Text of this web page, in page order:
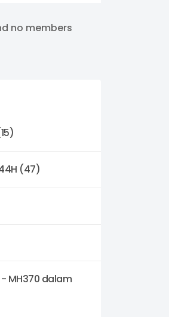
no members
(47)
MH370 dalam